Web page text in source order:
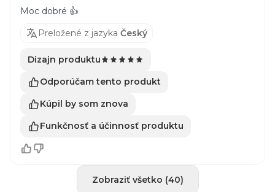
Moc dobré 👍
Preložené z jazyka Český
Dizajn produktu
Odporúčam tento produkt
Kúpil by som znova
Funkčnosť a účinnosť produktu
Zobraziť všetko (40)